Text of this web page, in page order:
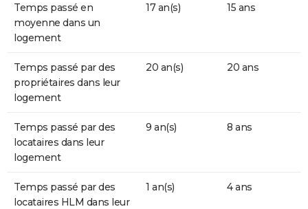
Temps passé en
moyenne dans un
logement
17 an(s) 15 ans
Temps passé par des
propriétaires dans leur
logement
20 an(s) 20 ans
Temps passé par des
locataires dans leur
logement
9 an(s) 8 ans
Temps passé par des
locataires HLM dans leur
1 an(s) 4 ans